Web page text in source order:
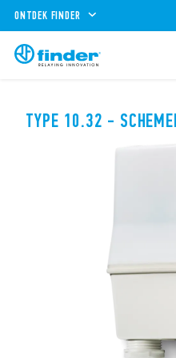
ONTDEK FINDER
TYPE 10.32 -